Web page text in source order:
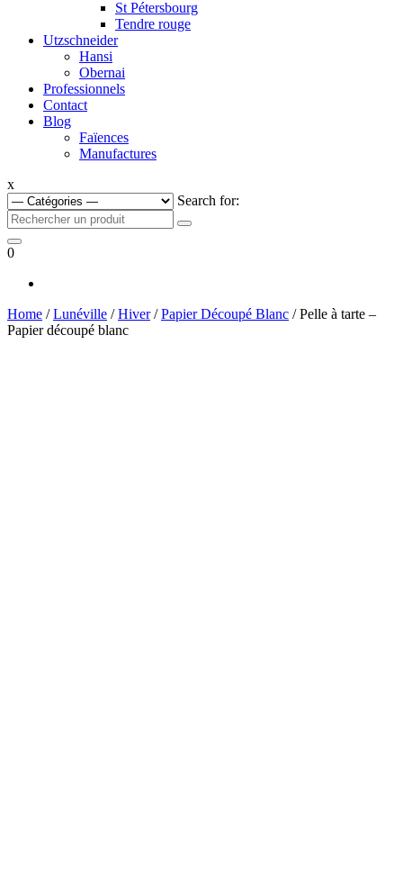
St Pétersbourg
Tendre rouge
Utzschneider
Hansi
Obernai
Professionnels
Contact
Blog
Faïences
Manufactures
x
Search for:
0
Home /Lunéville /Hiver/Papier Découpé Blanc / Pelle à tarte –
Papier découpé blanc